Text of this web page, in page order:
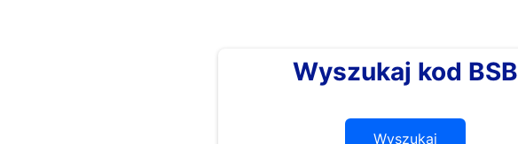
Wyszukaj kod BSB
Wyszukaj